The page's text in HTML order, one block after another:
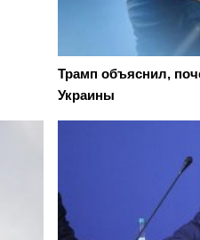
Трамп объяснил,
Украины